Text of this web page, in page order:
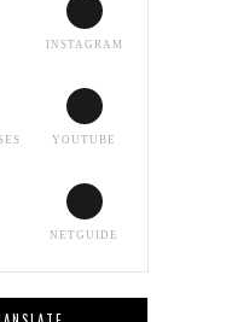
INSTAGRAM
YOUTUBE
NETGUIDE